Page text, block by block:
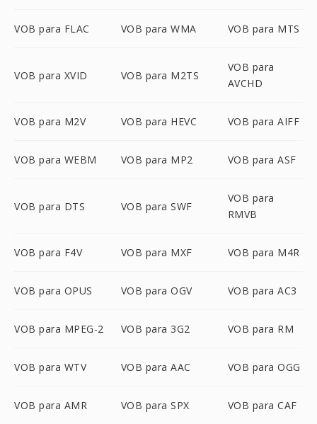
VOB para FLAC VOB para WMA VOB para MTS
VOB para XVID VOB para M2TS
VOB para
AVCHD
VOB para M2V VOB para HEVC VOB para AIFF
VOB para WEBM VOB para MP2 VOB para ASF
VOB para DTS VOB para SWF
VOB para
RMVB
VOB para F4V VOB para MXF VOB para M4R
VOB para OPUS VOB para OGV VOB para AC3
VOB para MPEG-2 VOB para 3G2 VOB para RM
VOB para WTV VOB para AAC VOB para OGG
VOB para AMR VOB para SPX VOB para CAF